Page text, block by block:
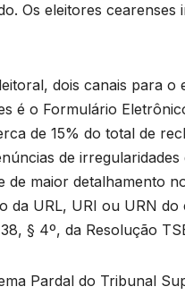
Os eleitores
dois canais para
é o Formulário
de 15% do total de
de
de maior detalhamento
URL, URI ou URN
§ 4º, da Resolução
Pardal do Tribunal